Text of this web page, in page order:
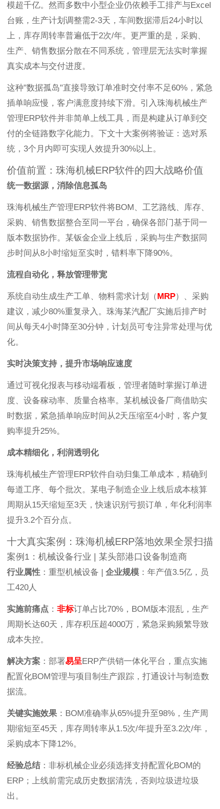
模超千亿。然而多数中小型企业仍依赖手工排产与Excel
台账，生产计划调整需2-3天，车间数据滞后24小时以
上，库存周转率普遍低于2次/年。更严重的是，采购、
生产、销售数据分散在不同系统，管理层无法实时掌握
真实成本与交付进度。
这种"数据孤岛"直接导致订单准时交付率不足60%，紧急
插单响应慢，客户满意度持续下滑。引入珠海机械生产
管理ERP软件并非简单上线工具，而是构建从订单到交
付的全链路数字化能力。下文十大案例将验证：选对系
统，3个月内即可实现人效提升30%以上。
价值前置：珠海机械ERP软件的四大战略价值
统一数据源，消除信息孤岛
珠海机械生产管理ERP软件将BOM、工艺路线、库存、
采购、销售数据整合至同一平台，确保各部门基于同一
版本数据协作。某钣金企业上线后，采购与生产数据同
步时间从8小时缩短至实时，错料率下降90%。
流程自动化，释放管理带宽
系统自动生成生产工单、物料需求计划（MRP）、采购
建议，减少80%重复录入。珠海某汽配厂实施后排产时
间从每天4小时降至30分钟，计划员可专注异常处理与优
化。
实时决策支持，提升市场响应速度
通过可视化报表与移动端看板，管理者随时掌握订单进
度、设备稼动率、质量合格率。某机械设备厂商借助实
时数据，紧急插单响应时间从2天压缩至4小时，客户复
购率提升25%。
成本精细化，利润透明化
珠海机械生产管理ERP软件自动归集工单成本，精确到
每道工序、每个批次。某电子制造企业上线后成本核算
周期从15天缩短至3天，快速识别亏损订单，年化利润率
提升3.2个百分点。
十大真实案例：珠海机械ERP落地效果全景扫描
案例1：机械设备行业 | 某头部港口设备制造商
行业属性 ：重型机械设备 | 企业规模 ：年产值3.5亿，员
工420人
实施前痛点 ： 非标订单占比70%，BOM版本混乱，生产
周期长达60天，库存积压超4000万，紧急采购频繁导致
成本失控。
解决方案 ：部署易呈ERP产供销一体化平台，重点实施
配置化BOM管理与项目制生产跟踪，打通设计与制造数
据流。
关键实施效果 ：BOM准确率从65%提升至98%，生产周
期缩短至45天，库存周转率从1.5次/年提升至3.2次/年，
采购成本下降12%。
经验总结：非标机械企业必须选择支持配置化BOM的
ERP；上线前需完成历史数据清洗，否则垃圾进垃圾
出。